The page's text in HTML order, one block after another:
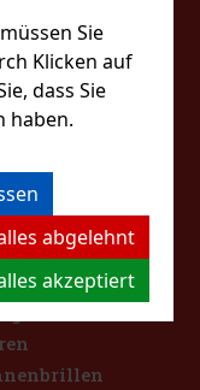
Sie
Klicken auf
dass Sie
haben.
abgelehnt
akzeptiert
Champagner,